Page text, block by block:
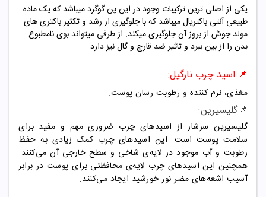
یکی از اصلی ترین ترکیبات وجود در این پن گوگرد میباشد که یک ماده
طبیعی آنتی باکتریال میباشد که با جلوگیری از رشد و تکثیر باکتری های
مولد جوش از بروز آن جلوگیری میکند. از طرفی میتواند بوی نامطبوع
بدن را از بین ببرد و تاثیر ضد قارچ و گال نیز دارد.
📌 اسید چرب نارگیل:
مغذی، نرم کننده و رطوبت رسان پوست.
📌گلیسیرین:
گلیسیرین سرشار از اسیدهای چرب ضروری مهم و مفید برای
سلامت پوست است. این اسیدهای چرب کمک زیادی به حفظ
رطوبت و آب موجود در لایه‌ی شاخی و سطح خارجی آن می‌کنند.
همچنین این اسیدهای چرب لایه‌ی محافظتی برای پوست در برابر
آسیب اشعه‌های مضر نور خورشید ایجاد می‌کنند.